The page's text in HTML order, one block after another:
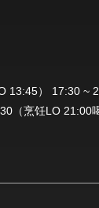
13:45） 17:30
（烹饪LO 21:00